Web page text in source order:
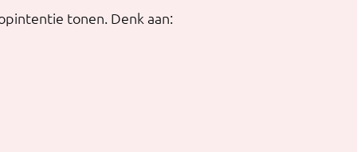
tonen. Denk aan: